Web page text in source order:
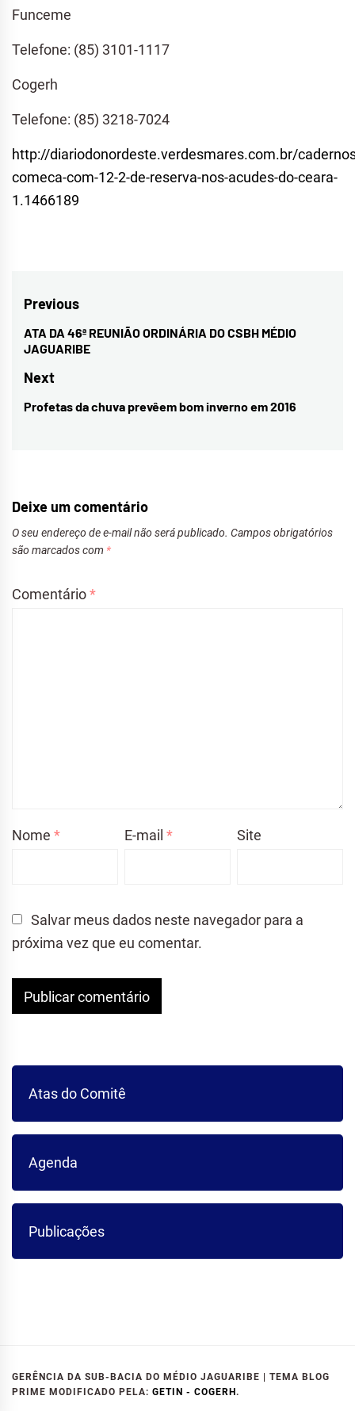
Funceme
Telefone: (85) 3101-1117
Cogerh
Telefone: (85) 3218-7024
http://diariodonordeste.verdesmares.com.br/
comeca-com-12-2-de-reserva-nos-acudes-do-ceara-
1.1466189
Navegação
de
Previous
Previous
post:
ATA DA 46ª REUNIÃO ORDINÁRIA DO CSBH MÉDIO
JAGUARIBE
Next
Next
Profetas da chuva prevêem bom inverno em 2016
Deixe um comentário
O seu endereço de e-mail não será publicado. Campos obrigatórios
são marcados com *
Comentário*
Nome * E-mail* Site
Salvar meus dados neste navegador para a
próxima vez que eu comentar.
Atas do Comitê
Agenda
Publicações
GERÊNCIA DA SUB-BACIA DO MÉDIO JAGUARIBE
TEMA BLOG
PRIME MODIFICADO PELA: GETIN - COGERH .